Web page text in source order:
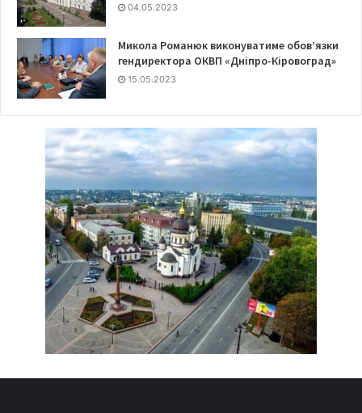
04.05.2023
Микола Романюк виконуватиме обов’язки
гендиректора ОКВП «Дніпро-Кіровоград»
15.05.2023